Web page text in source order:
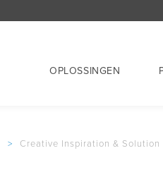
OPLOSSINGEN
> Creative Inspiration & Solution